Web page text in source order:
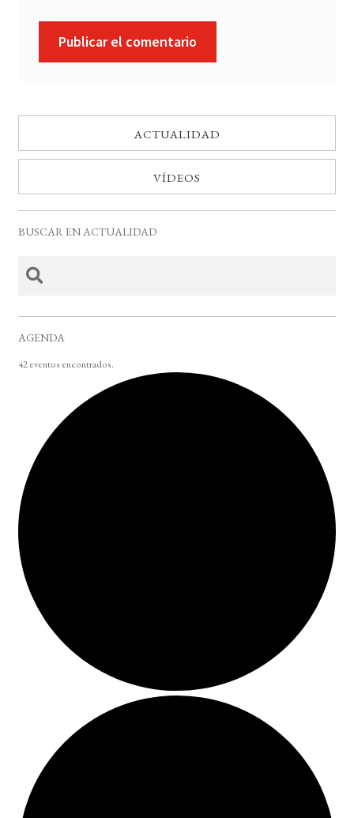
ACTUALIDAD
VÍDEOS
BUSCAR EN ACTUALIDAD
AGENDA
42 eventos encontrados.